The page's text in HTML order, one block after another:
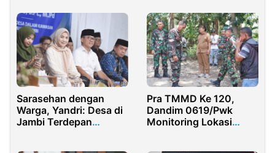
Sarasehan dengan
Warga, Yandri: Desa di
Jambi Terdepan
Pra TMMD Ke 120,
Dandim 0619/Pwk
Monitoring Lokasi